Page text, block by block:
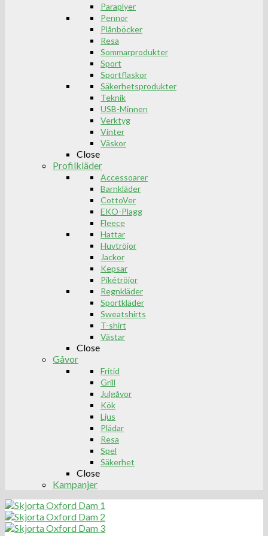
Paraplyer
Pennor
Plånböcker
Resa
Sommarprodukter
Sport
Sportflaskor
Säkerhetsprodukter
Teknik
USB-Minnen
Verktyg
Vinter
Väskor
Close
Profilkläder
Accessoarer
Barnkläder
CottoVer
EKO-Plagg
Fleece
Hattar
Huvtröjor
Jackor
Kepsar
Pikétröjor
Regnkläder
Sportkläder
Sweatshirts
T-shirt
Västar
Close
Gåvor
Fritid
Grill
Julgåvor
Kök
Ljus
Plädar
Resa
Spel
Säkerhet
Close
Kampanjer